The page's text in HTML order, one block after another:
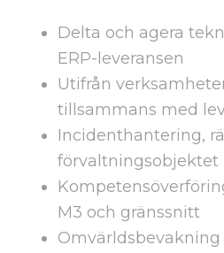
Delta och agera
ERP-leveransen
Utifrån
tillsammans med
Incidenthantering,
förvaltningsobjektet
M3 och gränssnitt